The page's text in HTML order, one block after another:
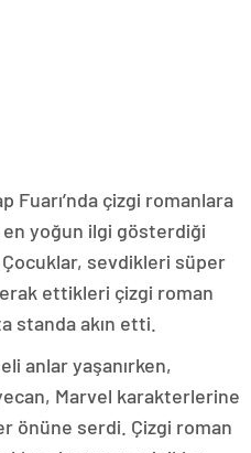
Fuarı’nda çizgi romanlara
yoğun ilgi gösterdiği
sevdikleri süper
ettikleri çizgi roman
standa akın etti.
anlar yaşanırken,
Marvel karakterlerine
önüne serdi. Çizgi roman